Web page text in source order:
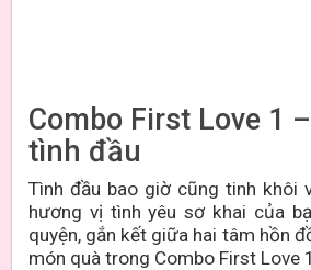
Combo First Love 1
tình đầu
Tình đầu bao giờ cũng tinh khôi
hương vị tình yêu sơ khai của
quyện, gắn kết giữa hai tâm hồn
món quà trong Combo First Love 1